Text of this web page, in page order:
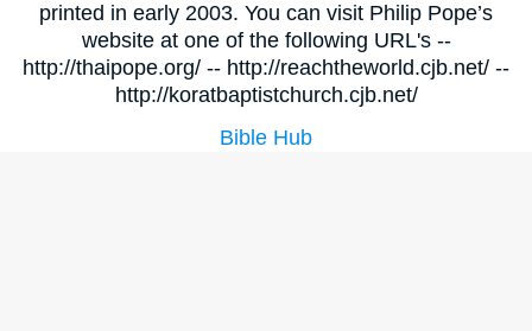
printed in early 2003. You can visit Philip Pope’s
website at one of the following URL's --
http://thaipope.org/ -- http://reachtheworld.cjb.net/ --
http://koratbaptistchurch.cjb.net/
Bible Hub